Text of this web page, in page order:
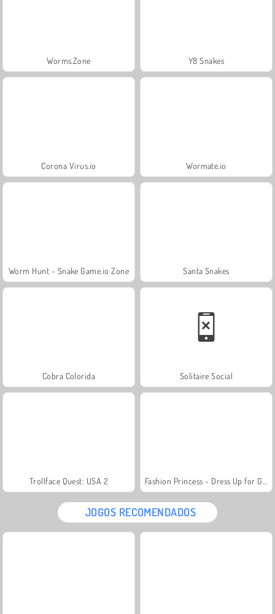
Worms.Zone Y8 Snakes
Corona Virus.io Wormate.io
Worm Hunt - Snake Game.io Zone Santa Snakes
Cobra Colorida Solitaire Social
Trollface Quest: USA 2
JOGOS RECOMENDADOS